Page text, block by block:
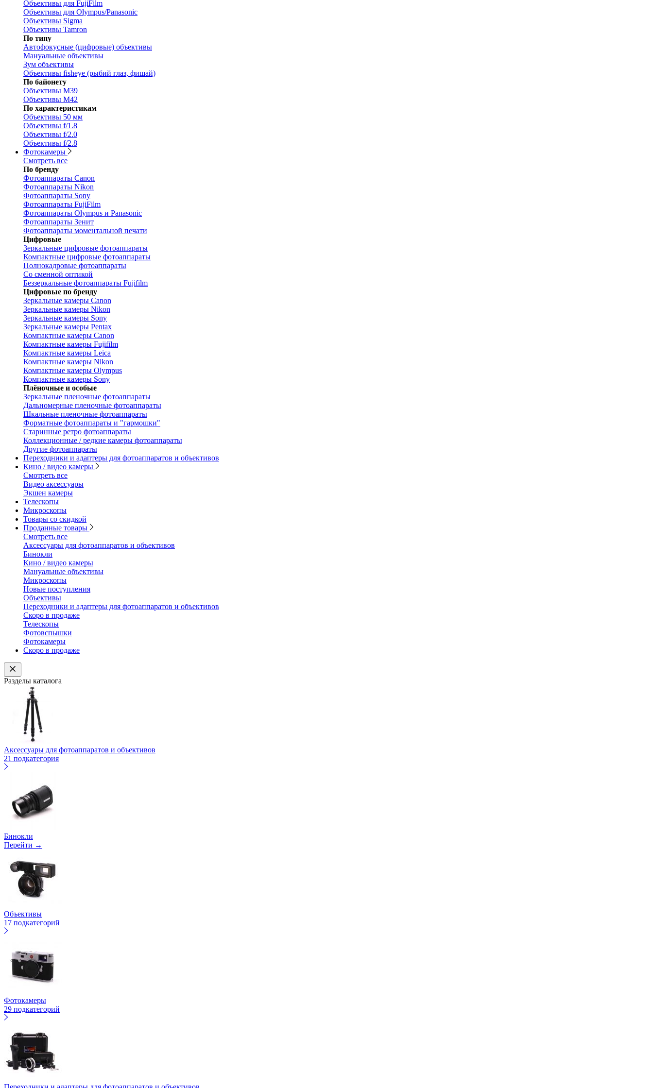
Объективы для FujiFilm
Объективы для Olympus/Panasonic
Объективы Sigma
Объективы Tamron
По типу
Автофокусные (цифровые) объективы
Мануальные объективы
Зум объективы
Объективы fisheye (рыбий глаз, фишай)
По байонету
Объективы M39
Объективы M42
По характеристикам
Объективы 50 мм
Объективы f/1.8
Объективы f/2.0
Объективы f/2.8
Фотокамеры
Смотреть все
По бренду
Фотоаппараты Canon
Фотоаппараты Nikon
Фотоаппараты Sony
Фотоаппараты FujiFilm
Фотоаппараты Olympus и Panasonic
Фотоаппараты Зенит
Фотоаппараты моментальной печати
Цифровые
Зеркальные цифровые фотоаппараты
Компактные цифровые фотоаппараты
Полнокадровые фотоаппараты
Со сменной оптикой
Беззеркальные фотоаппараты Fujifilm
Цифровые по бренду
Зеркальные камеры Canon
Зеркальные камеры Nikon
Зеркальные камеры Sony
Зеркальные камеры Pentax
Компактные камеры Canon
Компактные камеры Fujifilm
Компактные камеры Leica
Компактные камеры Nikon
Компактные камеры Olympus
Компактные камеры Sony
Плёночные и особые
Зеркальные пленочные фотоаппараты
Дальномерные пленочные фотоаппараты
Шкальные пленочные фотоаппараты
Форматные фотоаппараты и "гармошки"
Старинные ретро фотоаппараты
Коллекционные / редкие камеры фотоаппараты
Другие фотоаппараты
Переходники и адаптеры для фотоаппаратов и объективов
Кино / видео камеры
Смотреть все
Видео аксессуары
Экшен камеры
Телескопы
Микроскопы
Товары со скидкой
Проданные товары
Смотреть все
Аксессуары для фотоаппаратов и объективов
Бинокли
Кино / видео камеры
Мануальные объективы
Микроскопы
Новые поступления
Объективы
Переходники и адаптеры для фотоаппаратов и объективов
Скоро в продаже
Телескопы
Фотовспышки
Фотокамеры
Скоро в продаже
Разделы каталога
Аксессуары для фотоаппаратов и объективов
21 подкатегория
Бинокли
Перейти →
Объективы
17 подкатегорий
Фотокамеры
29 подкатегорий